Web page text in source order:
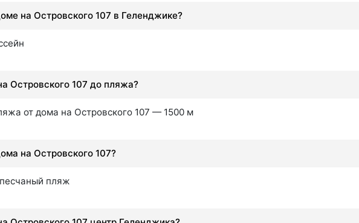
на Островского 107 в Геленджике?
Островского 107 до пляжа?
от дома на Островского 107 — 1500 м
на Островского 107?
пляж